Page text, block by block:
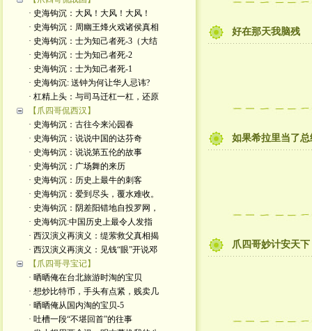
· 史海钩沉：大风！大风！大风！
· 史海钩沉：周幽王烽火戏诸侯真相
· 史海钩沉：士为知己者死-3（大结
· 史海钩沉：士为知己者死-2
· 史海钩沉：士为知己者死-1
· 史海钩沉: 送钟为何让华人忌讳?
· 杠精上头：与司马迁杠一杠，还原
【爪四哥侃西汉】
· 史海钩沉：古往今来沁园春
· 史海钩沉：说说中国的达芬奇
· 史海钩沉：说说第五伦的故事
· 史海钩沉：广场舞的来历
· 史海钩沉：历史上最牛的刺客
· 史海钩沉：爱到尽头，覆水难收。
· 史海钩沉：阴差阳错地自投罗网，
· 史海钩沉:中国历史上最令人发指
· 西汉演义再演义：缇萦救父真相揭
· 西汉演义再演义：见钱“眼”开说邓
【爪四哥寻宝记】
· 晒晒俺在台北旅游时淘的宝贝
· 想炒比特币，手头有点紧，贱卖几
· 晒晒俺从国内淘的宝贝-5
· 吐槽一段“不堪回首”的往事
好在那天我脑残
如果希拉里当了总
爪四哥妙计安天